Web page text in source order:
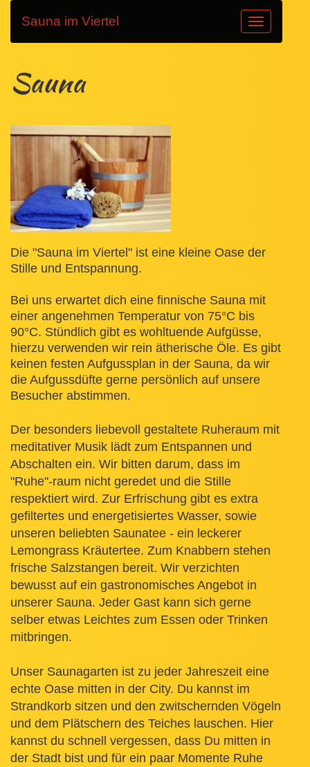
Toggle
navigation
Sauna im Viertel
Sauna
Die "Sauna im Viertel" ist eine kleine Oase der
Stille und Entspannung.
Bei uns erwartet dich eine finnische Sauna mit
einer angenehmen Temperatur von 75°C bis
90°C. Stündlich gibt es wohltuende Aufgüsse,
hierzu verwenden wir rein ätherische Öle. Es gibt
keinen festen Aufgussplan in der Sauna, da wir
die Aufgussdüfte gerne persönlich auf unsere
Besucher abstimmen.
Der besonders liebevoll gestaltete Ruheraum mit
meditativer Musik lädt zum Entspannen und
Abschalten ein. Wir bitten darum, dass im
"Ruhe"-raum nicht geredet und die Stille
respektiert wird. Zur Erfrischung gibt es extra
gefiltertes und energetisiertes Wasser, sowie
unseren beliebten Saunatee - ein leckerer
Lemongrass Kräutertee. Zum Knabbern stehen
frische Salzstangen bereit. Wir verzichten
bewusst auf ein gastronomisches Angebot in
unserer Sauna. Jeder Gast kann sich gerne
selber etwas Leichtes zum Essen oder Trinken
mitbringen.
Unser Saunagarten ist zu jeder Jahreszeit eine
echte Oase mitten in der City. Du kannst im
Strandkorb sitzen und den zwitschernden Vögeln
und dem Plätschern des Teiches lauschen. Hier
kannst du schnell vergessen, dass Du mitten in
der Stadt bist und für ein paar Momente Ruhe